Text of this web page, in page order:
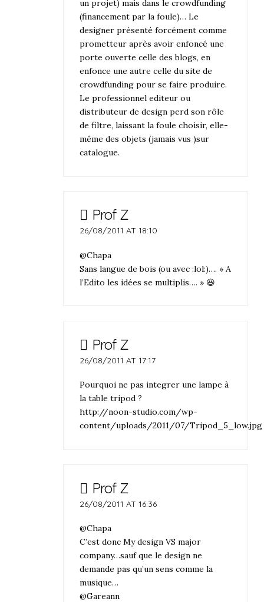
un projet) mais dans le crowdfunding
(financement par la foule)… Le
designer présenté forcément comme
prometteur après avoir enfoncé une
porte ouverte celle des blogs, en
enfonce une autre celle du site de
crowdfunding pour se faire produire.
Le professionnel editeur ou
distributeur de design perd son rôle
de filtre, laissant la foule choisir, elle-
même des objets (jamais vus )sur
catalogue.
Prof Z
26/08/2011 AT 18:10
@Chapa
Sans langue de bois (ou avec :lol:)…. » A
l’Edito les idées se multiplis…. » 😆
Prof Z
26/08/2011 AT 17:17
Pourquoi ne pas integrer une lampe à
la table tripod ?
http://noon-studio.com/wp-
content/uploads/2011/07/Tripod_5_low.jpg
Prof Z
26/08/2011 AT 16:36
@Chapa
C’est donc My design VS major
company…sauf que le design ne
demande pas qu’un sens comme la
musique…
@Gareann